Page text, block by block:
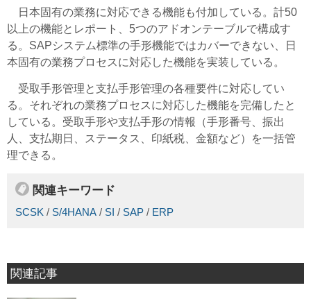
日本固有の業務に対応できる機能も付加している。計50
以上の機能とレポート、5つのアドオンテーブルで構成す
る。SAPシステム標準の手形機能ではカバーできない、日
本固有の業務プロセスに対応した機能を実装している。
受取手形管理と支払手形管理の各種要件に対応してい
る。それぞれの業務プロセスに対応した機能を完備したと
している。受取手形や支払手形の情報（手形番号、振出
人、支払期日、ステータス、印紙税、金額など）を一括管
理できる。
関連キーワード
SCSK / S/4HANA / SI / SAP / ERP
関連記事